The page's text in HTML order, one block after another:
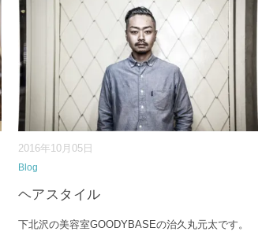
2016年10月05日
Blog
ヘアスタイル
下北沢の美容室GOODYBASEの治久丸元太です。